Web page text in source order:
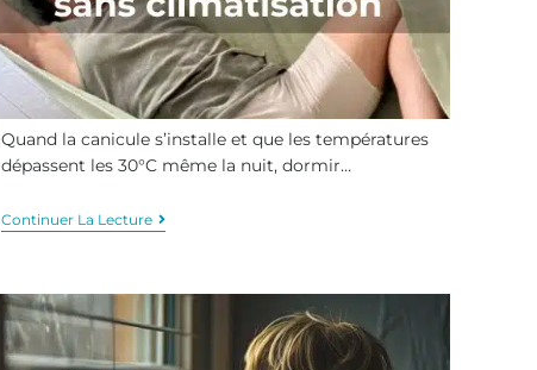
Quand la canicule s’installe et que les températures
dépassent les 30°C même la nuit, dormir…
Continuer La Lecture